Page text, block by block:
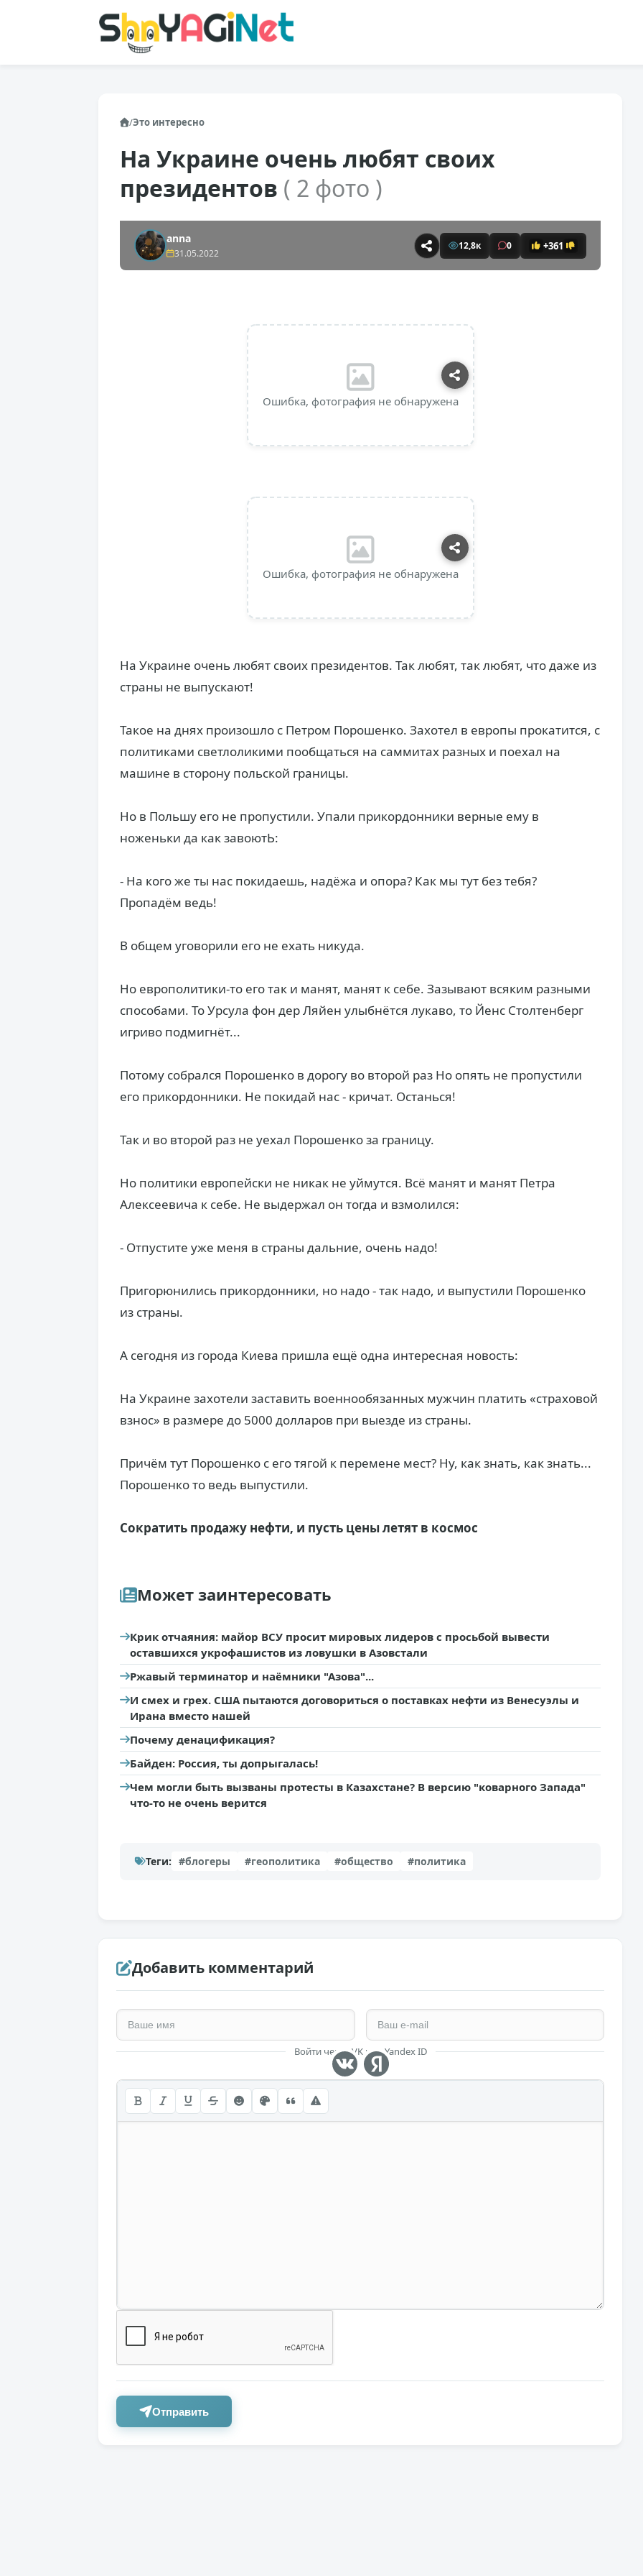
/Это интересно
На Украине очень любят своих
президентов ( 2 фото )
anna
31.05.2022
12,8к 0 +361
Ошибка, фотография не обнаружена
Ошибка, фотография не обнаружена
На Украине очень любят своих президентов. Так любят, так любят, что даже из
страны не выпускают!
Такое на днях произошло с Петром Порошенко. Захотел в европы прокатится, с
политиками светлоликими пообщаться на саммитах разных и поехал на
машине в сторону польской границы.
Но в Польшу его не пропустили. Упали прикордонники верные ему в
ноженьки да как завоютЬ:
- На кого же ты нас покидаешь, надёжа и опора? Как мы тут без тебя?
Пропадём ведь!
В общем уговорили его не ехать никуда.
Но европолитики-то его так и манят, манят к себе. Зазывают всяким разными
способами. То Урсула фон дер Ляйен улыбнётся лукаво, то Йенс Столтенберг
игриво подмигнёт...
Потому собрался Порошенко в дорогу во второй раз Но опять не пропустили
его прикордонники. Не покидай нас - кричат. Останься!
Так и во второй раз не уехал Порошенко за границу.
Но политики европейски не никак не уймутся. Всё манят и манят Петра
Алексеевича к себе. Не выдержал он тогда и взмолился:
- Отпустите уже меня в страны дальние, очень надо!
Пригорюнились прикордонники, но надо - так надо, и выпустили Порошенко
из страны.
А сегодня из города Киева пришла ещё одна интересная новость:
На Украине захотели заставить военнообязанных мужчин платить «страховой
взнос» в размере до 5000 долларов при выезде из страны.
Причём тут Порошенко с его тягой к перемене мест? Ну, как знать, как знать...
Порошенко то ведь выпустили.
Сократить продажу нефти, и пусть цены летят в космос
Может заинтересовать
Крик отчаяния: майор ВСУ просит мировых лидеров с просьбой вывести
оставшихся укрофашистов из ловушки в Азовстали
Ржавый терминатор и наёмники "Азова"...
И смех и грех. США пытаются договориться о поставках нефти из Венесуэлы и
Ирана вместо нашей
Почему денацификация?
Байден: Россия, ты допрыгалась!
Чем могли быть вызваны протесты в Казахстане? В версию "коварного Запада"
что-то не очень верится
Теги: #блогеры #геополитика #общество #политика
Добавить комментарий
Войти через VK или Yandex ID
Отправить